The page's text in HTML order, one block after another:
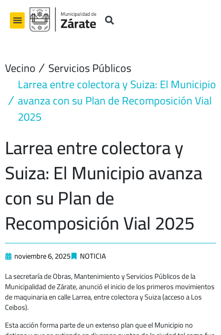
contenido
Vecino Servicios Públicos
Larrea entre colectora y Suiza: El Municipio
avanza con su Plan de Recomposición Vial
2025
Larrea entre colectora y
Suiza: El Municipio avanza
con su Plan de
Recomposición Vial 2025
noviembre 6, 2025
NOTICIA
La secretaría de Obras, Mantenimiento y Servicios Públicos de la
Municipalidad de Zárate, anunció el inicio de los primeros movimientos
de maquinaria en calle Larrea, entre colectora y Suiza (acceso a Los
Ceibos).
Esta acción forma parte de un extenso plan que el Municipio no